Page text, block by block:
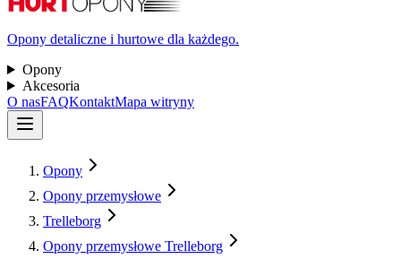
Opony detaliczne i hurtowe dla każdego.
Opony
Akcesoria
O nasFAQKontaktMapa witryny
Opony
Opony przemysłowe
Trelleborg
Opony przemysłowe Trelleborg